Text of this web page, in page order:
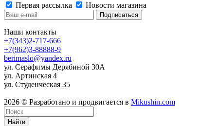
Первая рассылка
Новости магазина
Наши контакты
+7(343)2-717-666
+7(962)3-88888-9
berimaslo@yandex.ru
ул. Серафимы Дерябиной 30А
ул. Артинская 4
ул. Студенческая 35
2026 © Разработано и продвигается в Mikushin.com
Найти